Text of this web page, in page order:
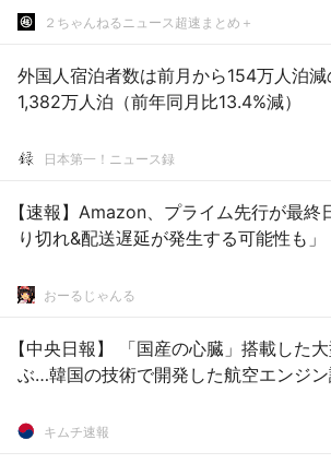
２ちゃんねるニュース超速まとめ＋
外国人宿泊者数は前月から154万人泊減
1,382万人泊（前年同月比13.4%減）
日本第一！ニュース録
【速報】Amazon、プライム先行が最終
り切れ&配送遅延が発生する可能性も」
おーるじゃんる
【中央日報】 「国産の心臓」搭載した
ぶ…韓国の技術で開発した航空エンジ
キムチ速報